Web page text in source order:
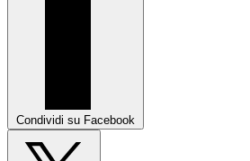
Condividi su Facebook